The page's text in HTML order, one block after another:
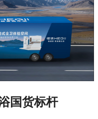
国货标杆